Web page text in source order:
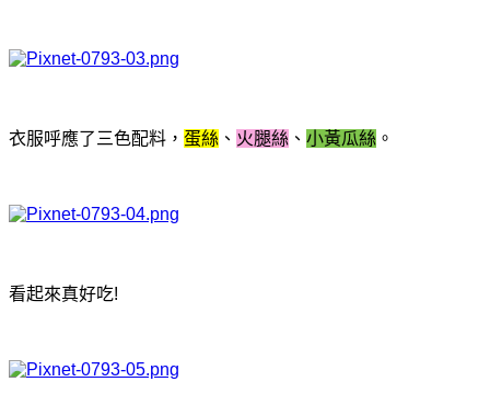
衣服呼應了三色配料， 蛋絲 、 火腿絲 、 小黃瓜絲 。
看起來真好吃!